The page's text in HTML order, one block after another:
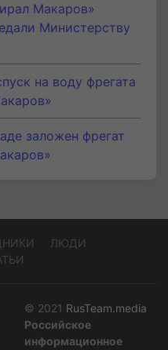
Макаров»
Министерству
на воду фрегата
заложен фрегат
ЛЮДИ
© 2021 RusTeam.media
Российское
информационное